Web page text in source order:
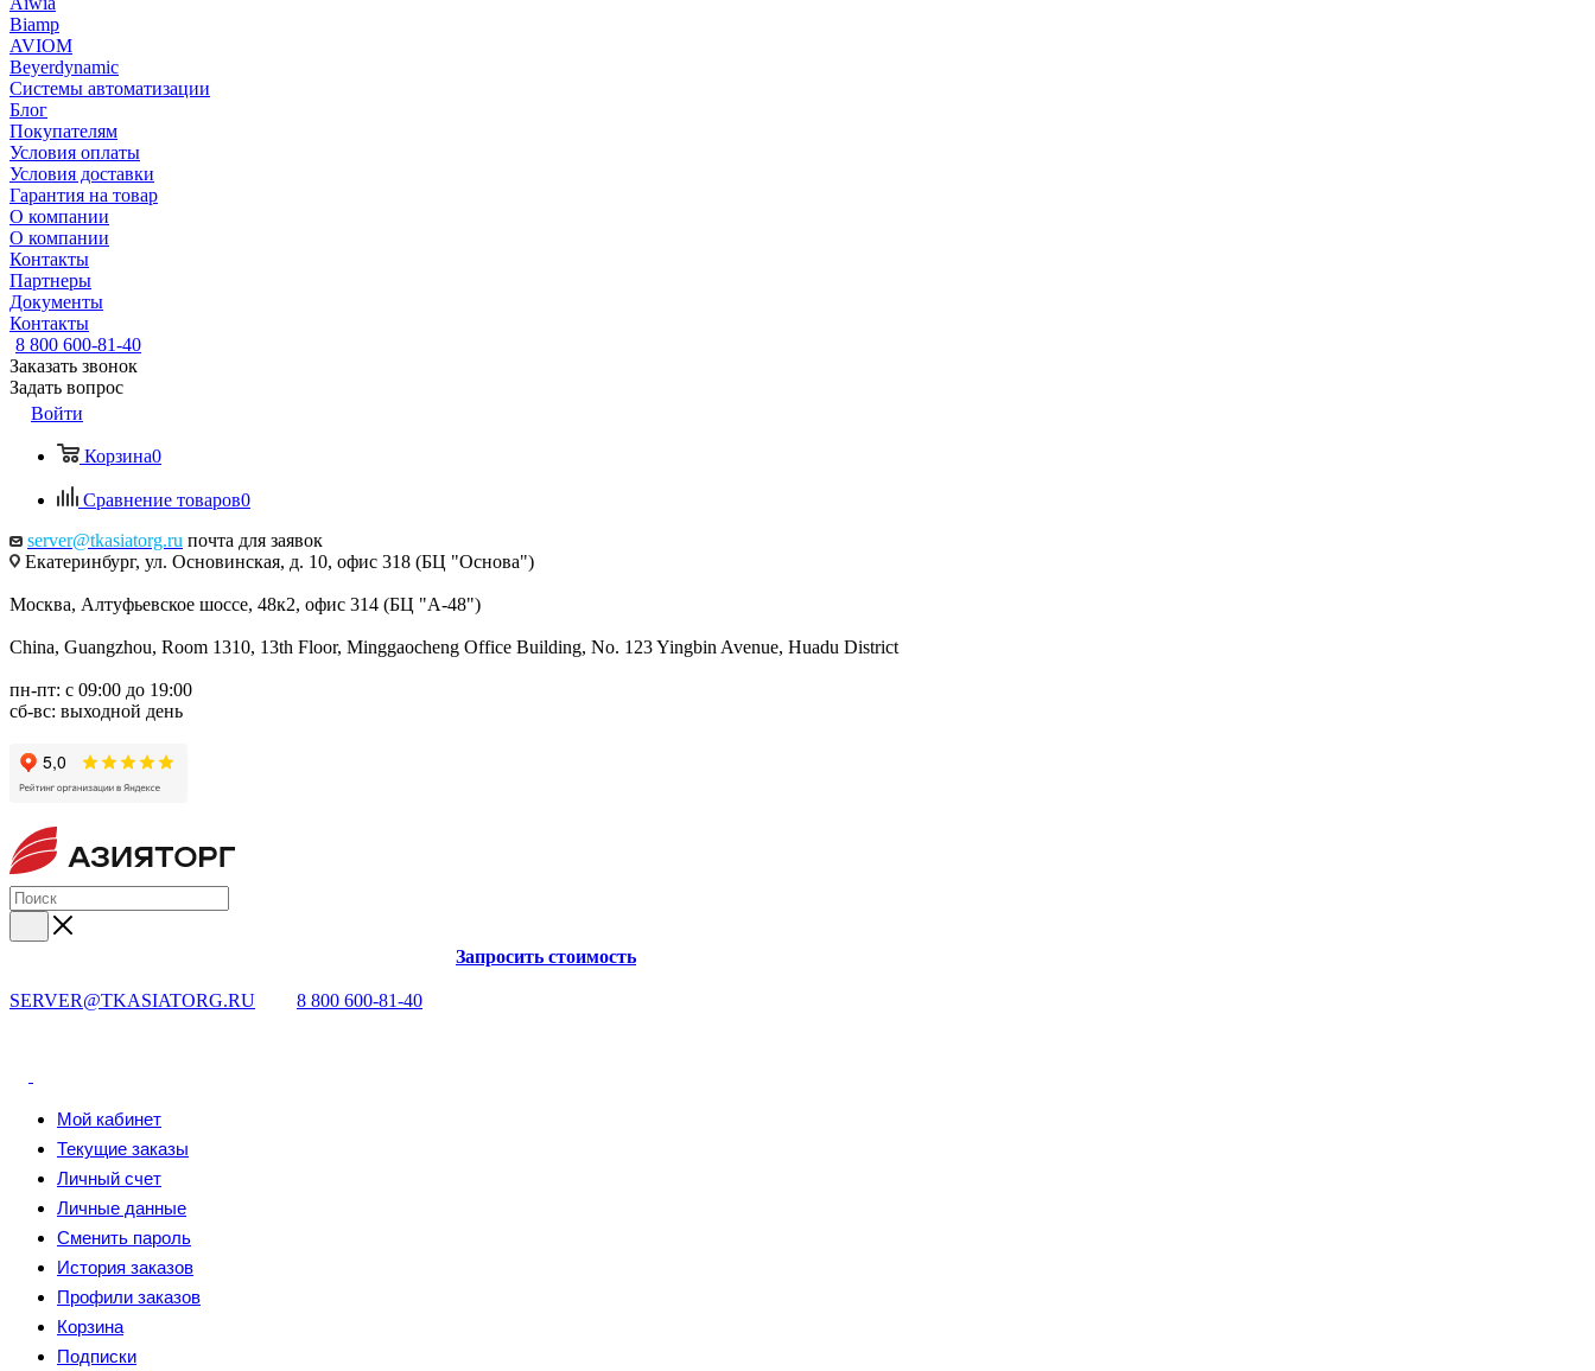
Biamp
AVIOM
Beyerdynamic
Системы автоматизации
Блог
Покупателям
Условия оплаты
Условия доставки
Гарантия на товар
О компании
О компании
Контакты
Партнеры
Документы
Контакты
8 800 600-81-40
Заказать звонок
Задать вопрос
Войти
Корзина0
Сравнение товаров0
server@tkasiatorg.ru почта для заявок
Екатеринбург, ул. Основинская, д. 10, офис 318 (БЦ "Основа")
Москва, Алтуфьевское шоссе, 48к2, офис 314 (БЦ "А-48")
China, Guangzhou, Room 1310, 13th Floor, Minggaocheng Office Building, No. 123 Yingbin Avenue, Huadu District
пн-пт: с 09:00 до 19:00
сб-вс: выходной день
SERVER@TKASIATORG.RU 8 800 600-81-40
Запросить стоимость
Мой кабинет
Текущие заказы
Личный счет
Личные данные
Сменить пароль
История заказов
Профили заказов
Корзина
Подписки